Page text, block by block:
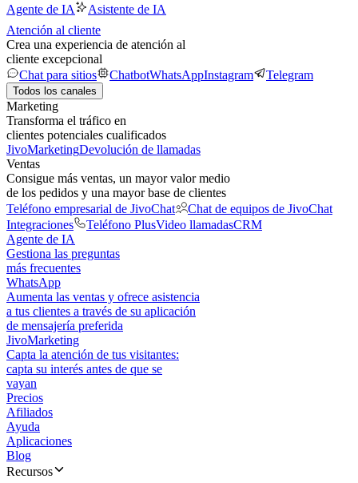
Agente de IA
Asistente de IA
Atención al cliente
Crea una experiencia de atención al
cliente excepcional
Chat para sitios
ChatbotWhatsAppInstagram Telegram
Todos los canales
Marketing
Transforma el tráfico en
clientes potenciales cualificados
JivoMarketingDevolución de llamadas
Ventas
Consigue más ventas, un mayor valor medio
de los pedidos y una mayor base de clientes
Teléfono empresarial de JivoChat
Chat de equipos de JivoChat
Integraciones
Teléfono PlusVideo llamadasCRM
Agente de IA
Gestiona las preguntas
más frecuentes
WhatsApp
Aumenta las ventas y ofrece asistencia
a tus clientes a través de su aplicación
de mensajería preferida
JivoMarketing
Capta la atención de tus visitantes:
capta su interés antes de que se
vayan
Precios
Afiliados
Ayuda
Aplicaciones
Blog
Recursos